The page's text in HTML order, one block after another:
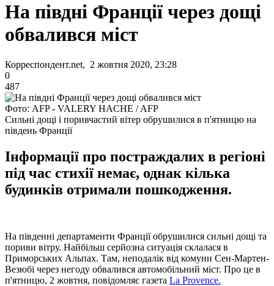
На півдні Франції через дощі
обвалився міст
Корреспондент.net, 2 жовтня 2020, 23:28
0
487
Фото: AFP - VALERY HACHE / AFP
Сильні дощі і поривчастий вітер обрушилися в п'ятницю на
південь Франції
Інформації про постраждалих в регіоні
під час стихії немає, однак кілька
будинків отримали пошкодження.
На південні департаменти Франції обрушилися сильні дощі та
пориви вітру. Найбільш серйозна ситуація склалася в
Приморських Альпах. Там, неподалік від комуни Сен-Мартен-
Везюбі через негоду обвалився автомобільний міст. Про це в
п'ятницю, 2 жовтня, повідомляє газета La Provence.